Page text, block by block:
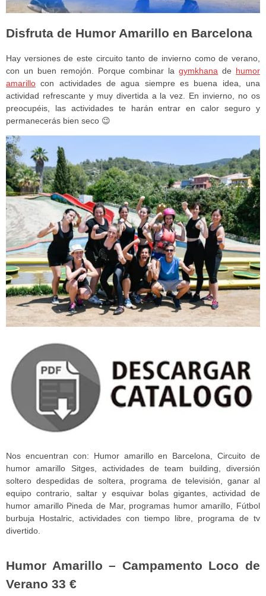
Disfruta de Humor Amarillo en Barcelona
Hay versiones de este circuito tanto de invierno como de verano,
con un buen remojón. Porque combinar lagymkhana de humor
amarillo con actividades de agua siempre es buena idea, una
actividad refrescante y muy divertida a la vez. En invierno, no os
preocupéis, las actividades te harán entrar en calor seguro y
permanecerás bien seco 😉
Nos encuentran con: Humor amarillo en Barcelona, Circuito de
humor amarillo Sitges, actividades de team building, diversión
soltero despedidas de soltera, programa de televisión, ganar al
equipo contrario,saltar y esquivarbolas gigantes, actividad de
humor amarillo Pineda de Mar, programas humor amarillo, Fútbol
burbuja Hostalric, actividades con tiempo libre, programa de tv
divertido.
Humor Amarillo – Campamento Loco de
Verano 33 €